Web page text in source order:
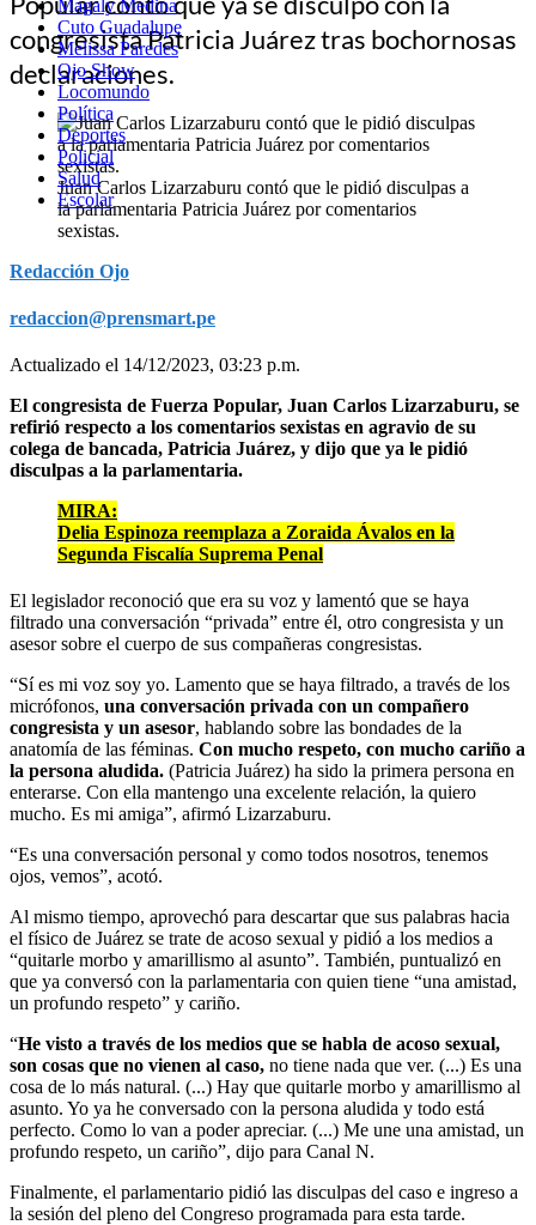
Magaly Medina
Cuto Guadalupe
Melissa Paredes
Ojo Show
Locomundo
Política
Deportes
Policial
Salud
Escolar
congresista Patricia Juárez tras bochornosas
declaraciones.
Juan Carlos Lizarzaburu contó que le pidió disculpas a
la parlamentaria Patricia Juárez por comentarios
sexistas.
Redacción Ojo
redaccion@prensmart.pe
Actualizado el 14/12/2023, 03:23 p.m.
El congresista de Fuerza Popular, Juan Carlos Lizarzaburu, se
refirió respecto a los comentarios sexistas en agravio de su
colega de bancada, Patricia Juárez, y dijo que ya le pidió
disculpas a la parlamentaria.
MIRA:
Delia Espinoza reemplaza a Zoraida Ávalos en la
Segunda Fiscalía Suprema Penal
El legislador reconoció que era su voz y lamentó que se haya
filtrado una conversación “privada” entre él, otro congresista y un
asesor sobre el cuerpo de sus compañeras congresistas.
“Sí es mi voz soy yo. Lamento que se haya filtrado, a través de los
micrófonos, una conversación privada con un compañero
congresista y un asesor, hablando sobre las bondades de la
anatomía de las féminas. Con mucho respeto, con mucho cariño a
la persona aludida. (Patricia Juárez) ha sido la primera persona en
enterarse. Con ella mantengo una excelente relación, la quiero
mucho. Es mi amiga”, afirmó Lizarzaburu.
“Es una conversación personal y como todos nosotros, tenemos
ojos, vemos”, acotó.
Al mismo tiempo, aprovechó para descartar que sus palabras hacia
el físico de Juárez se trate de acoso sexual y pidió a los medios a
“quitarle morbo y amarillismo al asunto”. También, puntualizó en
que ya conversó con la parlamentaria con quien tiene “una amistad,
un profundo respeto” y cariño.
“He visto a través de los medios que se habla de acoso sexual,
son cosas que no vienen al caso, no tiene nada que ver. (...) Es una
cosa de lo más natural. (...) Hay que quitarle morbo y amarillismo al
asunto. Yo ya he conversado con la persona aludida y todo está
perfecto. Como lo van a poder apreciar. (...) Me une una amistad, un
profundo respeto, un cariño”, dijo para Canal N.
Finalmente, el parlamentario pidió las disculpas del caso e ingreso a
la sesión del pleno del Congreso programada para esta tarde.